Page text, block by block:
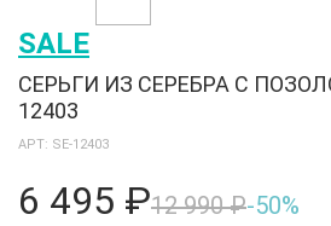
SALE
СЕРЬГИ ИЗ СЕРЕБРА С
12403
АРТ: SE-12403
6 495 ₽12 990 ₽-50%